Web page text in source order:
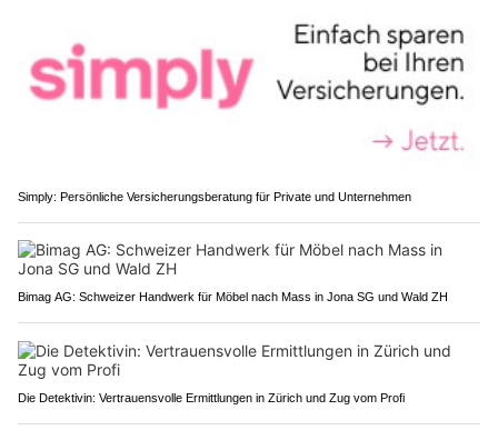
Simply: Persönliche Versicherungsberatung für Private und Unternehmen
Bimag AG: Schweizer Handwerk für Möbel nach Mass in Jona SG und Wald ZH
Die Detektivin: Vertrauensvolle Ermittlungen in Zürich und Zug vom Profi